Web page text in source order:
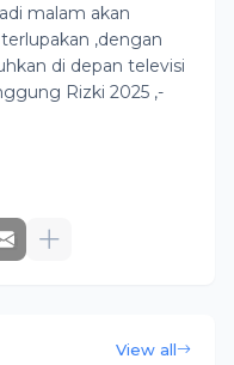
malam akan
,dengan
di depan televisi
Rizki 2025 ,-
View all